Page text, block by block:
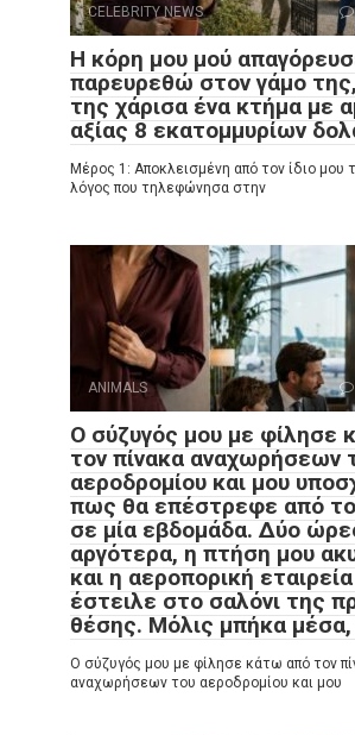
CELEBRITY NEWS
Η κόρη μου μού
παρευρεθώ στον γάμο
της χάρισα ένα κτήμα με
αξίας 8 εκατομμυρίων
Μέρος 1: Αποκλεισμένη από τον ίδιο μου
λόγος που τηλεφώνησα στην
ANIMALS
Ο σύζυγός μου με φίλησε
τον πίνακα αναχωρήσεων
αεροδρομίου και μου
πως θα επέστρεφε από το
σε μία εβδομάδα. Δύο
αργότερα, η πτήση μου
και η αεροπορική
έστειλε στο σαλόνι της
θέσης. Μόλις μπήκα
Ο σύζυγός μου με φίλησε κάτω από τον
αναχωρήσεων του αεροδρομίου και μου